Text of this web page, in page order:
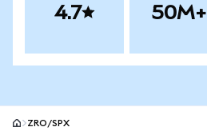
4.7 50M+
ZRO/SPX